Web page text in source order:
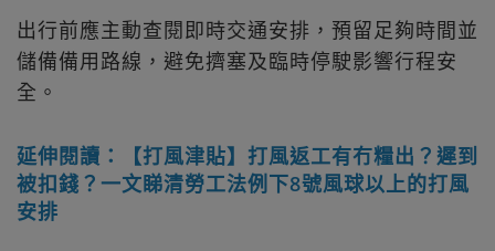
出行前應主動查閱即時交通安排，預留足夠時間並
儲備備用路線，避免擠塞及臨時停駛影響行程安
全。
延伸閱讀：【打風津貼】打風返工有冇糧出？遲到
被扣錢？一文睇清勞工法例下8號風球以上的打風
安排